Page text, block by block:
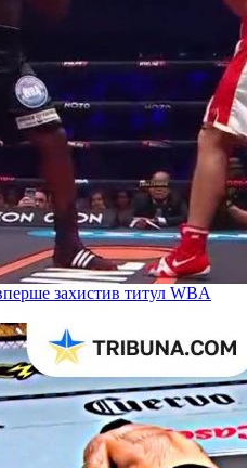
захистив титул WBA